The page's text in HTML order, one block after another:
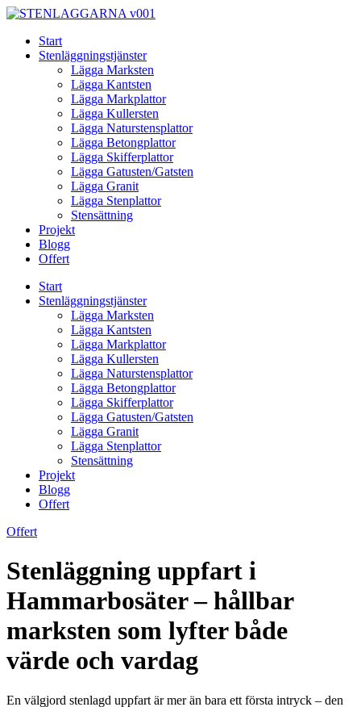
Skip
contentStart
Stenläggningstjänster
Lägga Marksten
Lägga Kantsten
Lägga Markplattor
Lägga Kullersten
Lägga Naturstensplattor
Lägga Betongplattor
Lägga Skifferplattor
Lägga Gatusten/Gatsten
Lägga Granit
Lägga Stenplattor
Stensättning
Projekt
Blogg
Offert
Start
Stenläggningstjänster
Lägga Marksten
Lägga Kantsten
Lägga Markplattor
Lägga Kullersten
Lägga Naturstensplattor
Lägga Betongplattor
Lägga Skifferplattor
Lägga Gatusten/Gatsten
Lägga Granit
Lägga Stenplattor
Stensättning
Projekt
Blogg
Offert
Offert
Stenläggning uppfart i
Hammarbosäter – hållbar
marksten som lyfter både
värde och vardag
En välgjord stenlagd uppfart är mer än bara ett första intryck – den